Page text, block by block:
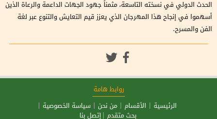
الحدث الدولي في نسخته التاسعة، مثمناً جهود الجهات الداعمة والرعاة الذين
أسهموا في إنجاح هذا المهرجان الذي يعزز قيم التعايش والتنوع عبر لغة
الفن والمسرح.
روابط هامة
الرئيسية
الأقسام من نحن
سياسة الخصوصية
بحث متقدم
إتصل بنا